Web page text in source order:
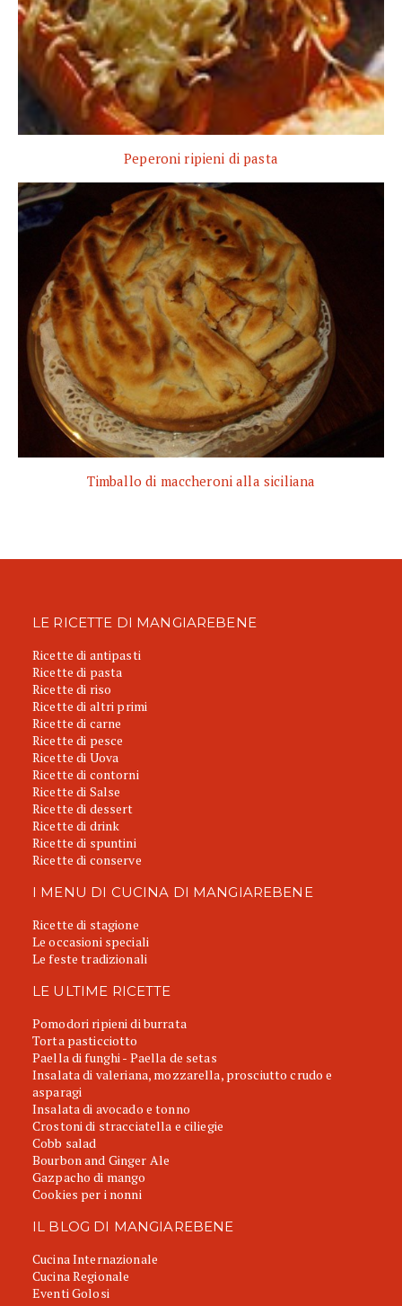
Peperoni ripieni di pasta
Timballo di maccheroni alla siciliana
LE RICETTE DI MANGIAREBENE
Ricette di antipasti
Ricette di pasta
Ricette di riso
Ricette di altri primi
Ricette di carne
Ricette di pesce
Ricette di Uova
Ricette di contorni
Ricette di Salse
Ricette di dessert
Ricette di drink
Ricette di spuntini
Ricette di conserve
I MENU DI CUCINA DI MANGIAREBENE
Ricette di stagione
Le occasioni speciali
Le feste tradizionali
LE ULTIME RICETTE
Pomodori ripieni di burrata
Torta pasticciotto
Paella di funghi - Paella de setas
Insalata di valeriana, mozzarella, prosciutto crudo e
asparagi
Insalata di avocado e tonno
Crostoni di stracciatella e ciliegie
Cobb salad
Bourbon and Ginger Ale
Gazpacho di mango
Cookies per i nonni
IL BLOG DI MANGIAREBENE
Cucina Internazionale
Cucina Regionale
Eventi Golosi